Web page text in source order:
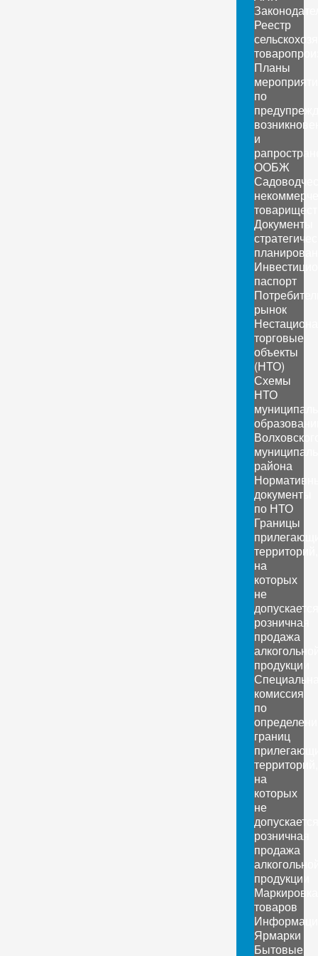
Реестр
Планы
по
и
ООБЖ
Документы
паспорт
рынок
торговые
объекты
(НТО)
Схемы
НТО
района
документы
по НТО
Границы
территорий,
на
которых
не
допускается
розничная
продажа
продукции
комиссия
по
границ
территорий,
на
которых
не
допускается
розничная
продажа
продукции
Маркировка
товаров
Ярмарки
Бытовые